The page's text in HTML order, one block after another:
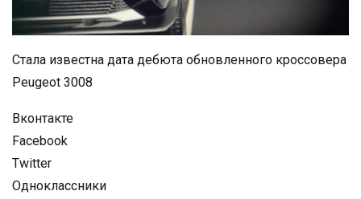
Стала известна дата дебюта обновленного кроссовера
Peugeot 3008
Вконтакте
Facebook
Twitter
Одноклассники